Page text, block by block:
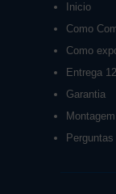
Inicio
Como
Como
Entrega
Garantia